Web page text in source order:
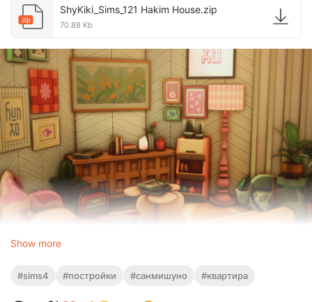
zip
ShyKiki_Sims_121 Hakim House.zip
70.88 Kb
Show more
#sims4 #постройки #санмишуно #квартира